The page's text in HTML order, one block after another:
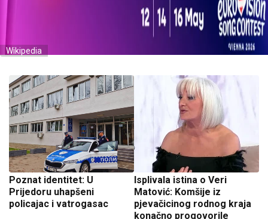
Wikipedia
Poznat identitet: U
Prijedoru uhapšeni
policajac i vatrogasac
Isplivala istina o Veri
Matović: Komšije iz
pjevačicinog rodnog kraja
konačno progovorile